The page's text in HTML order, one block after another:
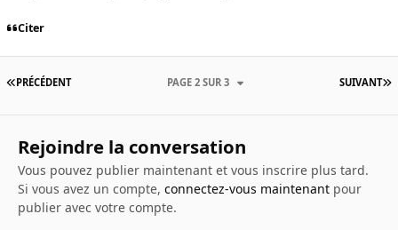
Citer
PRÉCÉDENT SUIVANT
PAGE 2 SUR 3
Rejoindre la conversation
Vous pouvez publier maintenant et vous inscrire plus tard.
Si vous avez un compte, connectez-vous maintenantpour
publier avec votre compte.